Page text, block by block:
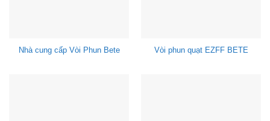
Nhà cung cấp Vòi Phun Bete Vòi phun quạt EZFF BETE